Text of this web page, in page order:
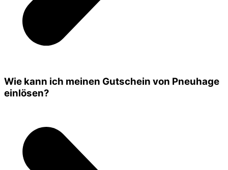
Wie kann ich meinen Gutschein von Pneuhage
einlösen?